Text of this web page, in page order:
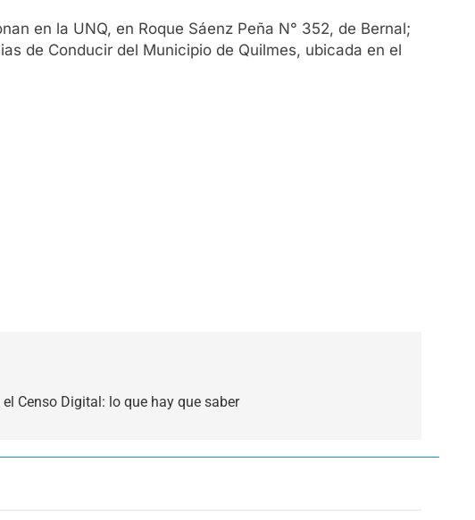
en la UNQ, en Roque Sáenz Peña N° 352, de Bernal;
de Conducir del Municipio de Quilmes, ubicada en el
Censo Digital: lo que hay que saber